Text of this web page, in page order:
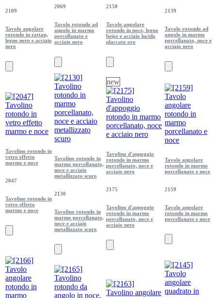
2109
Tavolo angolare
rotondo in rattan,
legno nero e acciaio
nero
2069
Tavolo rotondo ad
angolo in marmo
porcellanato e
acciaio nero
2150
Tavolo angolare
rotondo in noce, legno
beige e acciaio lucido
placcato oro
2139
Tavolo rotondo ad
angolo in marmo
porcellanato, noce e
acciaio nero
Tavolino rotondo in
vetro effetto
marmo e noce
2047
Tavolino rotondo in
vetro effetto
marmo e noce
Tavolino rotondo in
marmo porcellanato,
noce e acciaio
metallizzato scuro
2130
Tavolino rotondo in
marmo porcellanato,
noce e acciaio
metallizzato scuro
new
Tavolino d'appoggio
rotondo in marmo
porcellanato, noce e
acciaio nero
2175
Tavolino d'appoggio
rotondo in marmo
porcellanato, noce e
acciaio nero
Tavolo angolare
rotondo in marmo
porcellanato e noce
2159
Tavolo angolare
rotondo in marmo
porcellanato e noce